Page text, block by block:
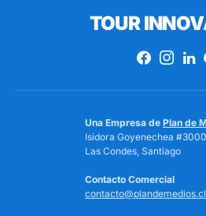
TOUR
Una Empresa de Plan de
Isidora Goyenechea
Las Condes, Santiago
Contacto Comercial
contacto@plandemedios.cl